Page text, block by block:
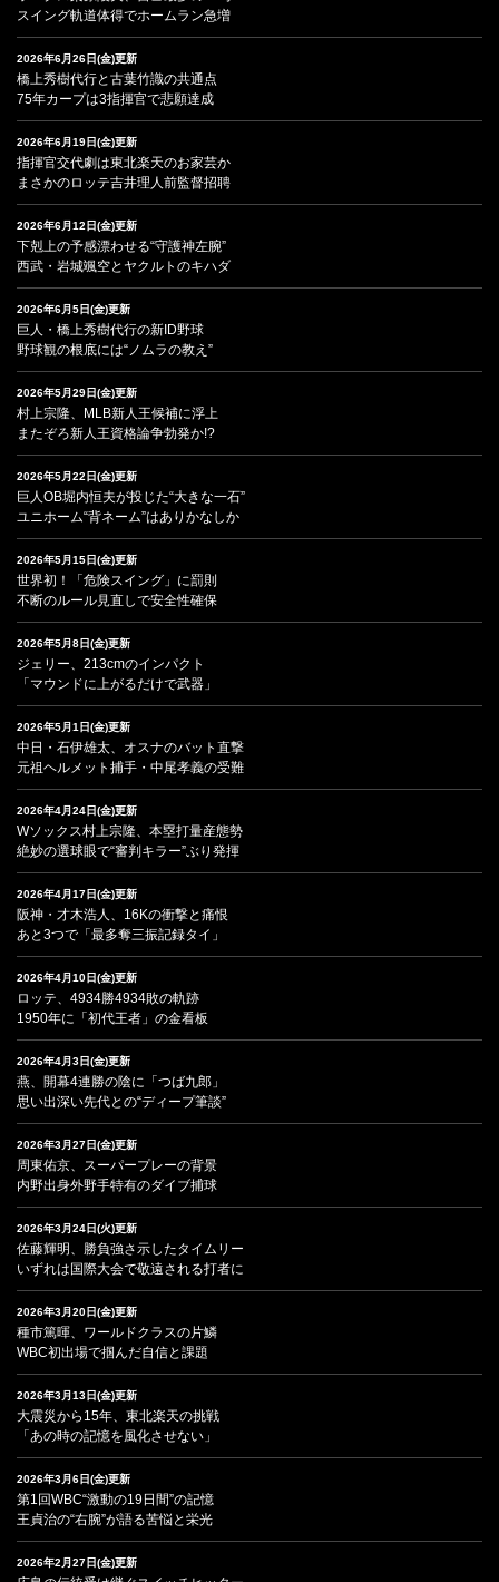
スイング軌道体得でホームラン急増
2026年6月26日(金)更新
橋上秀樹代行と古葉竹識の共通点
75年カープは3指揮官で悲願達成
2026年6月19日(金)更新
指揮官交代劇は東北楽天のお家芸か
まさかのロッテ吉井理人前監督招聘
2026年6月12日(金)更新
下剋上の予感漂わせる“守護神左腕”
西武・岩城颯空とヤクルトのキハダ
2026年6月5日(金)更新
巨人・橋上秀樹代行の新ID野球
野球観の根底には“ノムラの教え”
2026年5月29日(金)更新
村上宗隆、MLB新人王候補に浮上
またぞろ新人王資格論争勃発か!?
2026年5月22日(金)更新
巨人OB堀内恒夫が投じた“大きな一石”
ユニホーム“背ネーム”はありかなしか
2026年5月15日(金)更新
世界初！「危険スイング」に罰則
不断のルール見直しで安全性確保
2026年5月8日(金)更新
ジェリー、213cmのインパクト
「マウンドに上がるだけで武器」
2026年5月1日(金)更新
中日・石伊雄太、オスナのバット直撃
元祖ヘルメット捕手・中尾孝義の受難
2026年4月24日(金)更新
Wソックス村上宗隆、本塁打量産態勢
絶妙の選球眼で“審判キラー”ぶり発揮
2026年4月17日(金)更新
阪神・才木浩人、16Kの衝撃と痛恨
あと3つで「最多奪三振記録タイ」
2026年4月10日(金)更新
ロッテ、4934勝4934敗の軌跡
1950年に「初代王者」の金看板
2026年4月3日(金)更新
燕、開幕4連勝の陰に「つば九郎」
思い出深い先代との“ディープ筆談”
2026年3月27日(金)更新
周東佑京、スーパープレーの背景
内野出身外野手特有のダイブ捕球
2026年3月24日(火)更新
佐藤輝明、勝負強さ示したタイムリー
いずれは国際大会で敬遠される打者に
2026年3月20日(金)更新
種市篤暉、ワールドクラスの片鱗
WBC初出場で掴んだ自信と課題
2026年3月13日(金)更新
大震災から15年、東北楽天の挑戦
「あの時の記憶を風化させない」
2026年3月6日(金)更新
第1回WBC“激動の19日間”の記憶
王貞治の“右腕”が語る苦悩と栄光
2026年2月27日(金)更新